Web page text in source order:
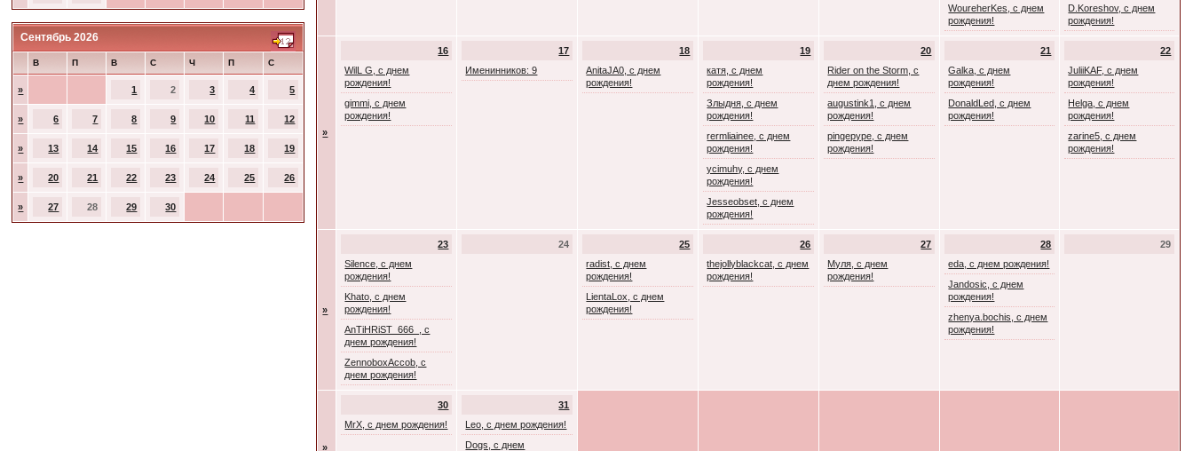
Сентябрь 2026
В П В С Ч П С
» 1 2 3 4 5
» 6 7 8 9 10 11 12
» 13 14 15 16 17 18 19
» 20 21 22 23 24 25 26
» 27 28 29 30
WoureherKes, с днем
рождения!
D.Koreshov, с днем
рождения!
»
16
WilL G, с днем
рождения!
gimmi, с днем
рождения!
17
Именинников: 9
18
AnitaJA0, с днем
рождения!
19
катя, с днем
рождения!
Злыдня, с днем
рождения!
rermliainee, с днем
рождения!
ycimuhy, с днем
рождения!
Jesseobset, с днем
рождения!
20
Rider on the Storm, с
днем рождения!
augustink1, с днем
рождения!
pingepype, с днем
рождения!
21
Galka, с днем
рождения!
DonaldLed, с днем
рождения!
22
JuliiKAF, с днем
рождения!
Helga, с днем
рождения!
zarine5, с днем
рождения!
»
23
Silence, с днем
рождения!
Khato, с днем
рождения!
AnTiHRiST_666_, с
днем рождения!
ZennoboxAccob, с
днем рождения!
24
25
radist, с днем
рождения!
LientaLox, с днем
рождения!
26
thejollyblackcat, с днем
рождения!
27
Муля, с днем
рождения!
28
eda, с днем рождения!
Jandosic, с днем
рождения!
zhenya.bochis, с днем
рождения!
29
»
30
MrX, с днем рождения!
31
Leo, с днем рождения!
Dogs, с днем